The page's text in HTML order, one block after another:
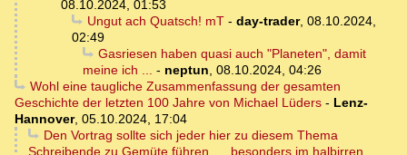
08.10.2024, 01:53
Ungut ach Quatsch! mT- day-trader, 08.10.2024,
02:49
Gasriesen haben quasi auch "Planeten", damit
meine ich ... - neptun, 08.10.2024, 04:26
Wohl eine taugliche Zusammenfassung der gesamten
Geschichte der letzten 100 Jahre von Michael Lüders - Lenz-
Hannover, 05.10.2024, 17:04
Den Vortrag sollte sich jeder hier zu diesem Thema
Schreibende zu Gemüte führen..... besonders im halbirren